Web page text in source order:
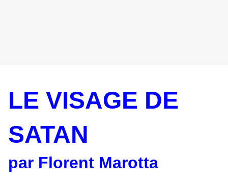
LE VISAGE DE
SATAN
par Florent Marotta